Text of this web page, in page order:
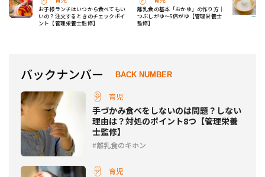
お子様ランチはいつから食べてもい
いの？注文するときのチェックポイ
ント【管理栄養士監修】
離乳食の基本「おかゆ」の作り方｜
つぶしがゆ～5倍がゆ【管理栄養士
監修】
バックナンバー BACK NUMBER
育児
手づかみ食べをしないのは問題？しない
理由は？対処のポイント8つ【管理栄養
士監修】
離乳食のキホン
育児